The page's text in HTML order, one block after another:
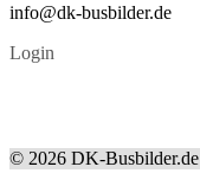
info@dk-busbilder.de
Login
© 2026 DK-Busbilder.de